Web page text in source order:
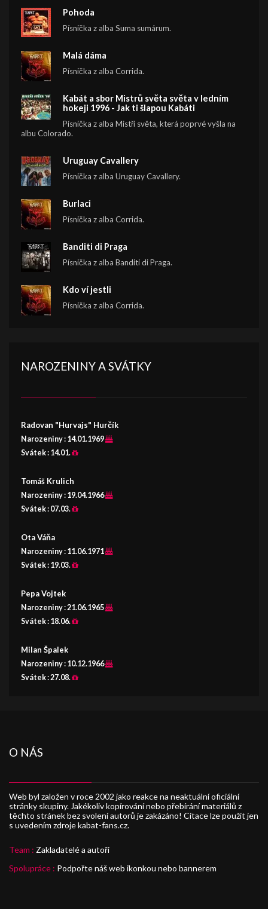
Pohoda
Písnička z alba Suma sumárum.
Malá dáma
Písnička z alba Corrida.
Kabát a sbor Mistrů světa světa v ledním
hokeji 1996 - Jak ti šlapou Kabáti
Písnička z alba Mistři světa, která poprvé vyšla na
albu Colorado.
Uruguay Cavallery
Písnička z alba Uruguay Cavallery.
Burlaci
Písnička z alba Corrida.
Banditi di Praga
Písnička z alba Banditi di Praga.
Kdo ví jestli
Písnička z alba Corrida.
NAROZENINY A SVÁTKY
Radovan "Hurvajs" Hurčík
Narozeniny : 14.01.1969
Svátek : 14.01.
Tomáš Krulich
Narozeniny : 19.04.1966
Svátek : 07.03.
Ota Váňa
Narozeniny : 11.06.1971
Svátek : 19.03.
Pepa Vojtek
Narozeniny :21.06.1965
Svátek : 18.06.
Milan Špalek
Narozeniny : 10.12.1966
Svátek :27.08.
O NÁS
Web byl založen v roce 2002 jako reakce na neaktuální oficiální
stránky skupiny. Jakékoliv kopírování nebo přebírání materiálů z
těchto stránek bez svolení autorů je zakázáno! Citace lze použít jen
s uvedením zdroje kabat-fans.cz.
Team : Zakladatelé a autoři
Spolupráce : Podpořte náš web ikonkou nebo bannerem